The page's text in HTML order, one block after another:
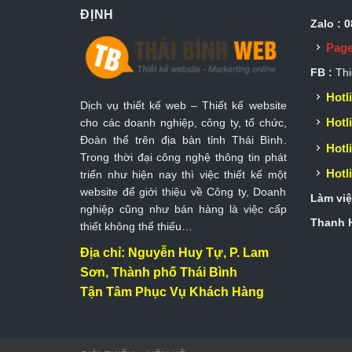
ĐỊNH
Dịch vụ thiết kế web – Thiết kế website
cho các doanh nghiệp, công ty, tổ chức,
Đoàn thể trên địa bàn tỉnh Thái Bình.
Trong thời đại công nghệ thông tin phát
triển như hiện nay thì việc thiết kế một
website để giới thiệu về Công ty, Doanh
nghiệp cũng như bán hàng là việc cấp
thiết không thể thiếu…
Địa chỉ: Nguyễn Huy Tự, P. Lam
Sơn, Thành phố Thái Bình
Tận Tâm Phục Vụ Khách Hàng
Zalo :
FB :
Làm
Thanh